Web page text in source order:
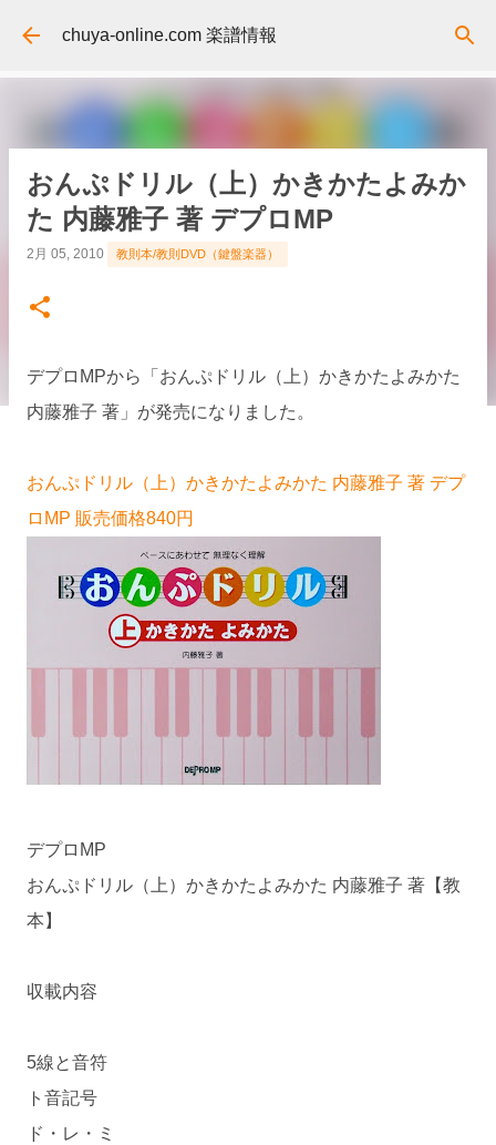
スキップしてメイン コンテンツに移動
chuya-online.com 楽譜情報
おんぷドリル（上）かきかたよみか
た 内藤雅子 著 デプロMP
2月 05, 2010 教則本/教則DVD（鍵盤楽器）
デプロMPから「おんぷドリル（上）かきかたよみかた
内藤雅子 著」が発売になりました。
おんぷドリル（上）かきかたよみかた 内藤雅子 著 デプ
ロMP 販売価格840円
デプロMP
おんぷドリル（上）かきかたよみかた 内藤雅子 著【教
本】
収載内容
5線と音符
ト音記号
ド・レ・ミ